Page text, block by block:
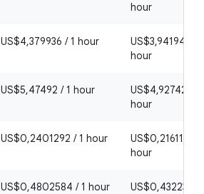
hour
US$4,379936 / 1 hour
US$3,9419424
hour
US$5,47492 / 1 hour
US$4,927428 /
hour
US$0,2401292 / 1 hour
US$0,21611628
hour
US$0,4802584 / 1 hour